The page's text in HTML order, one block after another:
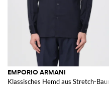
EMPORIO ARMANI
Klassisches Hemd aus Stretch-